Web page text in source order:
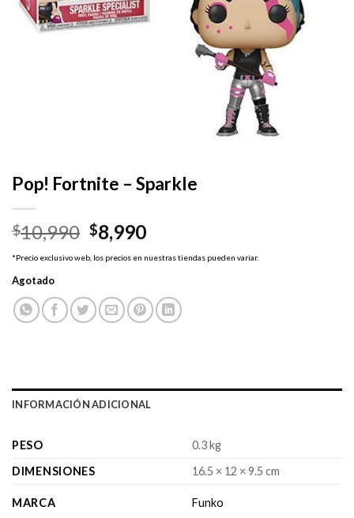
Pop! Fortnite – Sparkle
$10,990 El
precio
original
$10,990.
$8,990El
precio
$8,990.
*Precio exclusivo web, los precios en nuestras tiendas pueden variar.
Agotado
INFORMACIÓN ADICIONAL
PESO
0.3 kg
DIMENSIONES
16.5 × 12 × 9.5 cm
MARCA Funko